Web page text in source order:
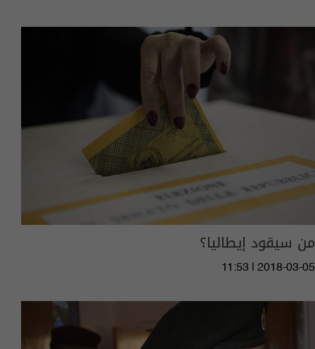
من سيقود إيطاليا؟
11:53 | 2018-03-05